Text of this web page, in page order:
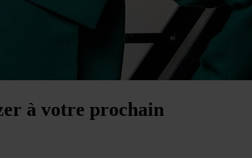
à votre prochain